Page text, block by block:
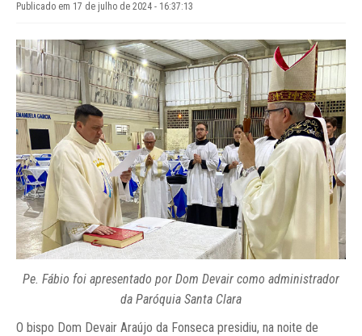
Publicado em 17 de julho de 2024 - 16:37:13
Pe. Fábio foi apresentado por Dom Devair como administrador
da Paróquia Santa Clara
O bispo Dom Devair Araújo da Fonseca presidiu, na noite de